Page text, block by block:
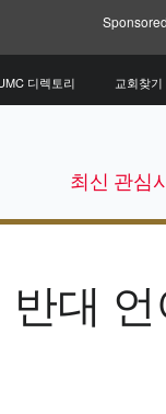
Sponsored
최신 관심
디렉토리 교회찾기
대